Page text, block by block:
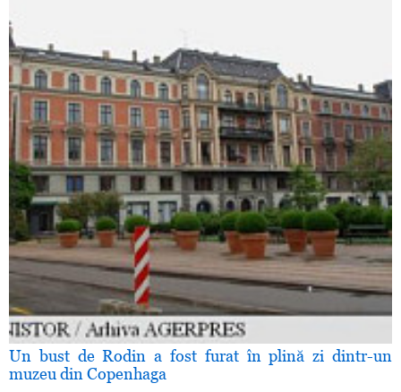
Un bust de Rodin a fost furat în plină zi dintr-un
muzeu din Copenhaga